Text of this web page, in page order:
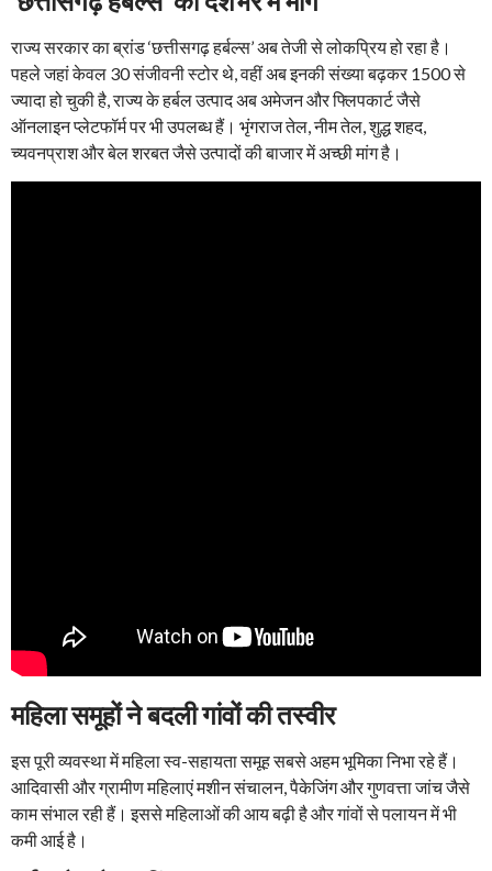
राज्य सरकार का ब्रांड ‘छत्तीसगढ़ हर्बल्स’ अब तेजी से लोकप्रिय हो रहा है।
पहले जहां केवल 30 संजीवनी स्टोर थे, वहीं अब इनकी संख्या बढ़कर 1500 से
ज्यादा हो चुकी है, राज्य के हर्बल उत्पाद अब अमेजन और फ्लिपकार्ट जैसे
ऑनलाइन प्लेटफॉर्म पर भी उपलब्ध हैं। भृंगराज तेल, नीम तेल, शुद्ध शहद,
च्यवनप्राश और बेल शरबत जैसे उत्पादों की बाजार में अच्छी मांग है।
महिला समूहों ने बदली गांवों की तस्वीर
इस पूरी व्यवस्था में महिला स्व-सहायता समूह सबसे अहम भूमिका निभा रहे हैं।
आदिवासी और ग्रामीण महिलाएं मशीन संचालन, पैकेजिंग और गुणवत्ता जांच जैसे
काम संभाल रही हैं। इससे महिलाओं की आय बढ़ी है और गांवों से पलायन में भी
कमी आई है।